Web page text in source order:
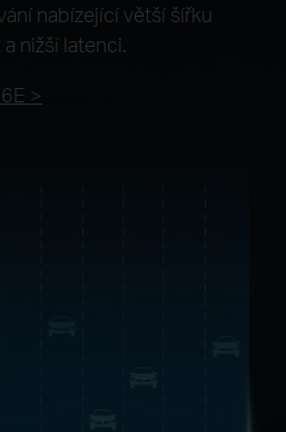
nabízející větší šířku
nižší latenci.
>